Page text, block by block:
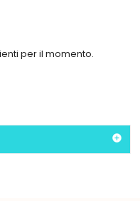
per il momento.
